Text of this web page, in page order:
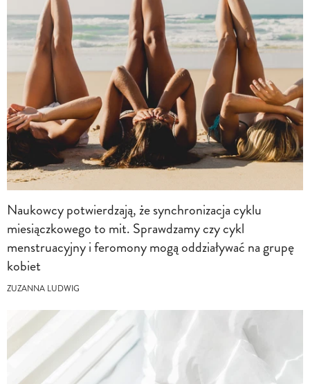
Naukowcy potwierdzają, że synchronizacja cyklu
miesiączkowego to mit. Sprawdzamy czy cykl
menstruacyjny i feromony mogą oddziaływać na grupę
kobiet
ZUZANNA LUDWIG